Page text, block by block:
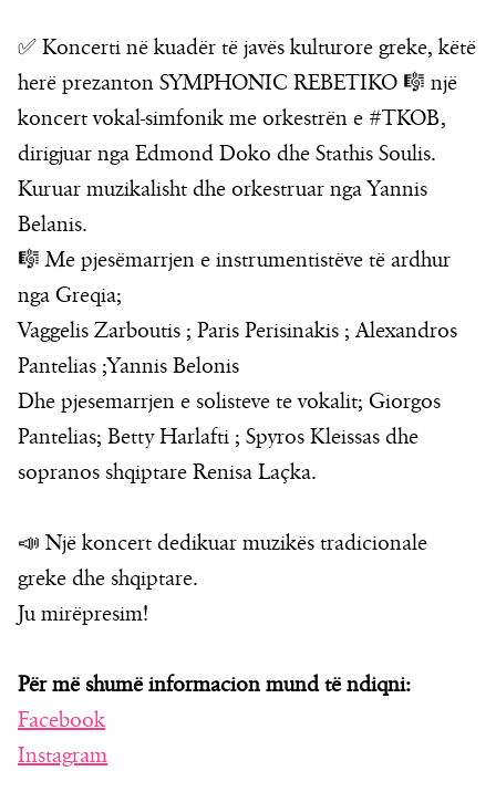
✅️ Koncerti në kuadër të javës kulturore greke, këtë
herë prezanton SYMPHONIC REBETIKO 🎼 një
koncert vokal-simfonik me orkestrën e #TKOB,
dirigjuar nga Edmond Doko dhe Stathis Soulis.
Kuruar muzikalisht dhe orkestruar nga Yannis
Belanis.
🎼 Me pjesëmarrjen e instrumentistëve të ardhur
nga Greqia;
Vaggelis Zarboutis ; Paris Perisinakis ; Alexandros
Pantelias ;Yannis Belonis
Dhe pjesemarrjen e solisteve te vokalit; Giorgos
Pantelias; Betty Harlafti ; Spyros Kleissas dhe
sopranos shqiptare Renisa Laçka.
📣 Një koncert dedikuar muzikës tradicionale
greke dhe shqiptare.
Ju mirëpresim!
Për më shumë informacion mund të ndiqni:
Facebook
Instagram